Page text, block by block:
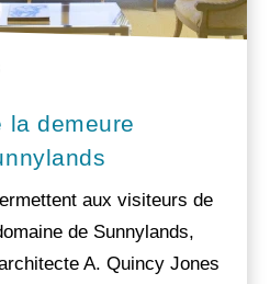
la demeure
aux visiteurs de
de Sunnylands,
A. Quincy Jones